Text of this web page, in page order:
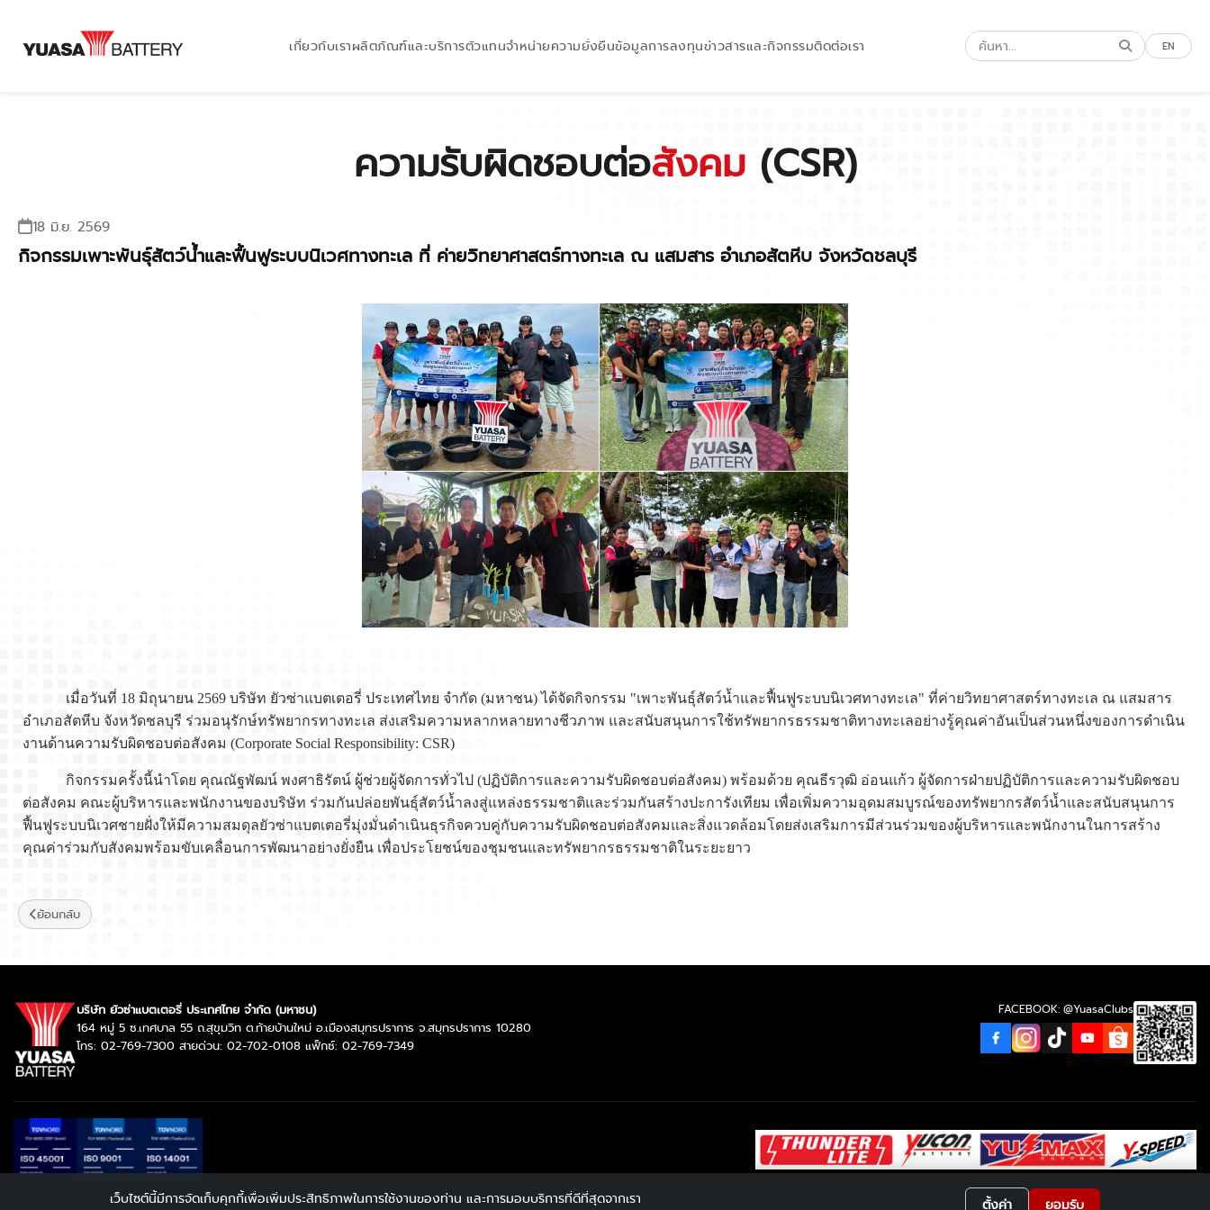
เกี่ยวกับเราผลิตภัณฑ์และบริการตัวแทนจำหน่ายความยั่งยืนข้อมูลการลงทุนข่าวสารและกิจกรรมติดต่อเรา EN
ความรับผิดชอบต่อสังคม(CSR)
18 มิ.ย. 2569
กิจกรรมเพาะพันธุ์สัตว์น้ำและฟื้นฟูระบบนิเวศทางทะเล ที่ ค่ายวิทยาศาสตร์ทางทะเล ณ แสมสาร อำเภอสัตหีบ จังหวัดชลบุรี
เมื่อวันที่ 18 มิถุนายน 2569 บริษัท ยัวซ่าแบตเตอรี่ ประเทศไทย จำกัด (มหาชน) ได้จัดกิจกรรม "เพาะพันธุ์สัตว์น้ำและฟื้นฟูระบบนิเวศทางทะเล" ที่ค่ายวิทยาศาสตร์ทางทะเล ณ แสมสาร
อำเภอสัตหีบ จังหวัดชลบุรี ร่วมอนุรักษ์ทรัพยากรทางทะเล ส่งเสริมความหลากหลายทางชีวภาพ และสนับสนุนการใช้ทรัพยากรธรรมชาติทางทะเลอย่างรู้คุณค่าอันเป็นส่วนหนึ่งของการดำเนิน
งานด้านความรับผิดชอบต่อสังคม (Corporate Social Responsibility: CSR)
กิจกรรมครั้งนี้นำโดย คุณณัฐพัฒน์ พงศาธิรัตน์ ผู้ช่วยผู้จัดการทั่วไป (ปฏิบัติการและความรับผิดชอบต่อสังคม) พร้อมด้วย คุณธีรวุฒิ อ่อนแก้ว ผู้จัดการฝ่ายปฏิบัติการและความรับผิดชอบ
ต่อสังคม คณะผู้บริหารและพนักงานของบริษัท ร่วมกันปล่อยพันธุ์สัตว์น้ำลงสู่แหล่งธรรมชาติและร่วมกันสร้างปะการังเทียม เพื่อเพิ่มความอุดมสมบูรณ์ของทรัพยากรสัตว์น้ำและสนับสนุนการ
ฟื้นฟูระบบนิเวศชายฝั่งให้มีความสมดุลยัวซ่าแบตเตอรี่มุ่งมั่นดำเนินธุรกิจควบคู่กับความรับผิดชอบต่อสังคมและสิ่งแวดล้อมโดยส่งเสริมการมีส่วนร่วมของผู้บริหารและพนักงานในการสร้าง
คุณค่าร่วมกับสังคมพร้อมขับเคลื่อนการพัฒนาอย่างยั่งยืน เพื่อประโยชน์ของชุมชนและทรัพยากรธรรมชาติในระยะยาว
ย้อนกลับ
บริษัท ยัวซ่าแบตเตอรี่ ประเทศไทย จำกัด (มหาชน)
164 หมู่ 5 ซ.เทศบาล 55 ถ.สุขุมวิท ต.ท้ายบ้านใหม่ อ.เมืองสมุทรปราการ จ.สมุทรปราการ 10280
โทร: 02-769-7300 สายด่วน: 02-702-0108 แฟ็กซ์: 02-769-7349
FACEBOOK: @YuasaClubs
เว็บไซต์นี้มีการจัดเก็บคุกกี้เพื่อเพิ่มประสิทธิภาพในการใช้งานของท่าน และการมอบบริการที่ดีที่สุดจากเรา ตั้งค่า ยอมรับ